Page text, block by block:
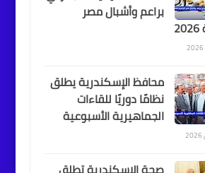
الإسكندرية تستعرض
الإلكترونية لدعم
بالتعاون مع كبرى
براعم وأشبال مصر
محافظ الإسكندرية يطلق
نظامًا دوريًا للقاءات
الجماهيرية الأسبوعية